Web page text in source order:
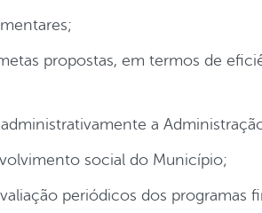
propostas, em termos de
a
social do Município;
periódicos dos programas